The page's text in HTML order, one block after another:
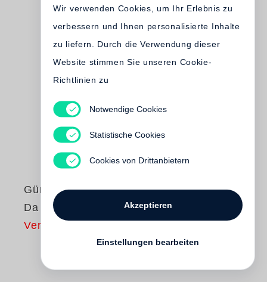
Günter Grass
Da sagte der Butt
Vergriffen
Wir verwenden Cookies, um Ihr Erlebnis zu
verbessern und Ihnen personalisierte Inhalte
zu liefern. Durch die Verwendung dieser
Website stimmen Sie unseren Cookie-
Richtlinien zu
Notwendige Cookies
Statistische Cookies
Cookies von Drittanbietern
Akzeptieren
Einstellungen bearbeiten